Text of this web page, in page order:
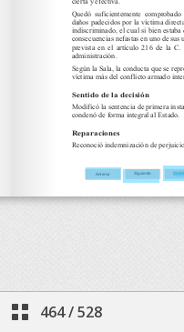
464/528